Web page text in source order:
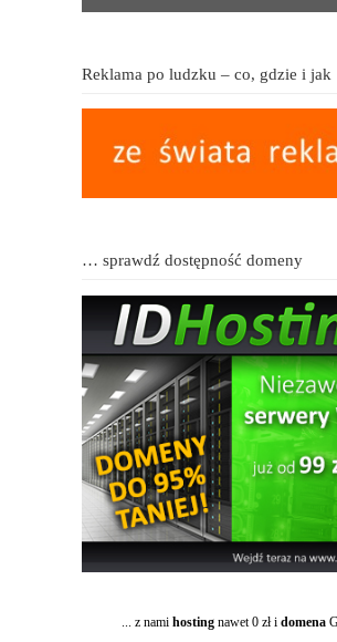
Reklama po ludzku – co, gdzie i jak
… sprawdź dostępność domeny
... z nami hosting nawet 0 zł i domena